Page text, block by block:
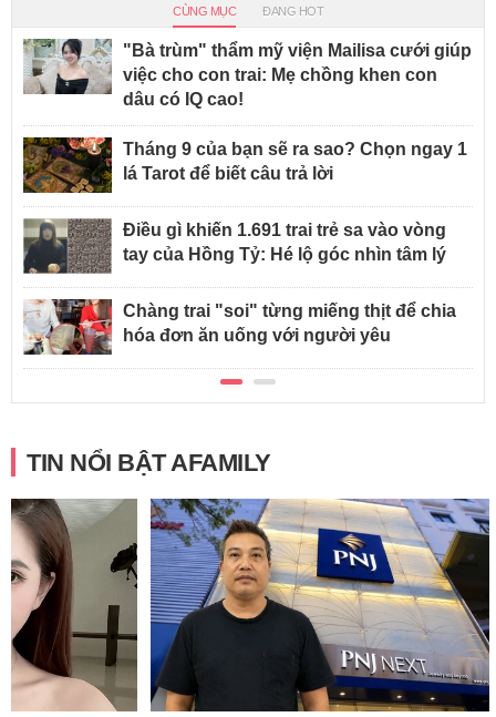
CÙNG MỤC ĐANG HOT
"Bà trùm" thẩm mỹ viện Mailisa cưới giúp
việc cho con trai: Mẹ chồng khen con
dâu có IQ cao!
Tháng 9 của bạn sẽ ra sao? Chọn ngay 1
lá Tarot để biết câu trả lời
Điều gì khiến 1.691 trai trẻ sa vào vòng
tay của Hồng Tỷ: Hé lộ góc nhìn tâm lý
Chàng trai "soi" từng miếng thịt để chia
hóa đơn ăn uống với người yêu
TIN NỔI BẬT AFAMILY